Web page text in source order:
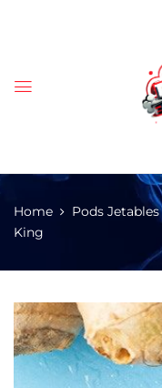
Home Pods Jetables
King